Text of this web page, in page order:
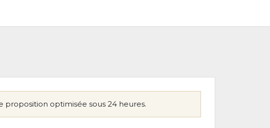
proposition optimisée sous 24 heures.